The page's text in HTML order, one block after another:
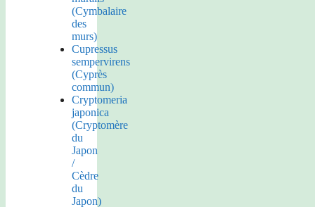
(Cymbalaire
des
murs)
Cupressus
sempervirens
(Cyprès
commun)
Cryptomeria
japonica
(Cryptomère
du
Japon
/
Cèdre
du
Japon)